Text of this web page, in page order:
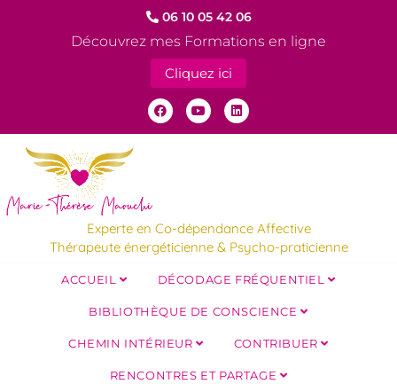
06 10 05 42 06
Découvrez mes Formations en ligne
Cliquez ici
Experte en Co-dépendance Affective
Thérapeute énergéticienne & Psycho-praticienne
ACCUEIL DÉCODAGE FRÉQUENTIEL
BIBLIOTHÈQUE DE CONSCIENCE
CHEMIN INTÉRIEUR CONTRIBUER
RENCONTRES ET PARTAGE